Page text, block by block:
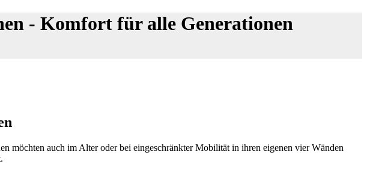
- Komfort für alle Generationen
möchten auch im Alter oder bei eingeschränkter Mobilität in ihren eigenen vier Wänden